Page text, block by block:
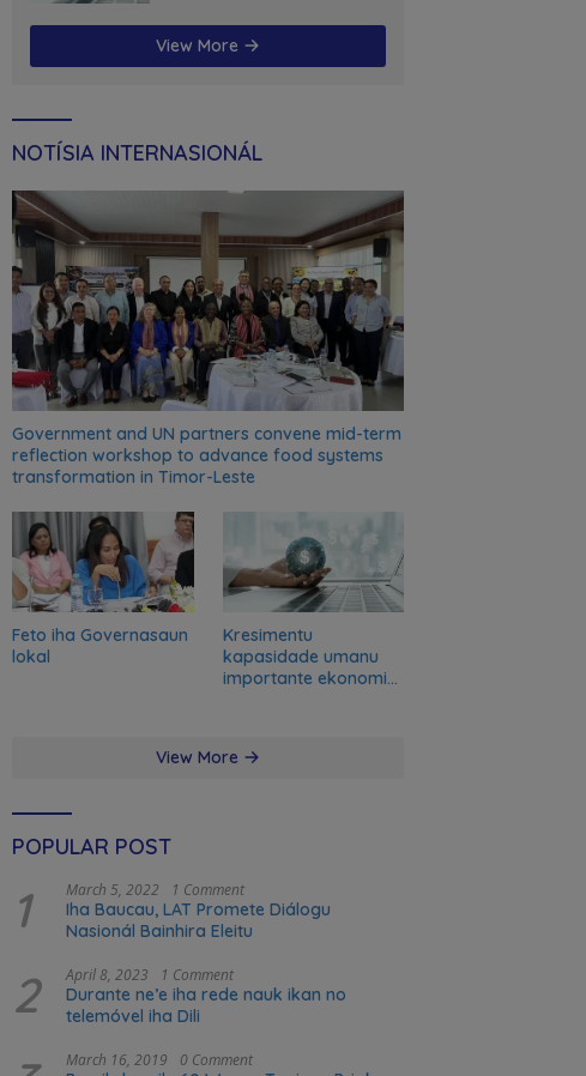
View More
NOTÍSIA INTERNASIONÁL
Government and UN partners convene mid-term
reflection workshop to advance food systems
transformation in Timor-Leste
Feto iha Governasaun
lokal
Kresimentu
kapasidade umanu
importante ekonomia
View More
POPULAR POST
1 March 5, 2022 1 Comment
Iha Baucau, LAT Promete Diálogu
Nasionál Bainhira Eleitu
2 April 8, 2023 1 Comment
Durante ne’e iha rede nauk ikan no
telemóvel iha Dili
March 16, 2019 0 Comment